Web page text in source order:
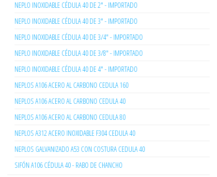
NEPLO INOXIDABLE CÉDULA 40 DE 2" - IMPORTADO
NEPLO INOXIDABLE CÉDULA 40 DE 3" - IMPORTADO
NEPLO INOXIDABLE CÉDULA 40 DE 3/4" - IMPORTADO
NEPLO INOXIDABLE CÉDULA 40 DE 3/8" - IMPORTADO
NEPLO INOXIDABLE CÉDULA 40 DE 4" - IMPORTADO
NEPLOS A106 ACERO AL CARBONO CEDULA 160
NEPLOS A106 ACERO AL CARBONO CEDULA 40
NEPLOS A106 ACERO AL CARBONO CEDULA 80
NEPLOS A312 ACERO INOXIDABLE F304 CEDULA 40
NEPLOS GALVANIZADO A53 CON COSTURA CEDULA 40
SIFÓN A106 CÉDULA 40 - RABO DE CHANCHO